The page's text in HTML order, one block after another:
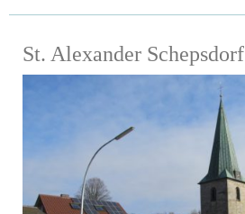
St. Alexander Schepsdorf